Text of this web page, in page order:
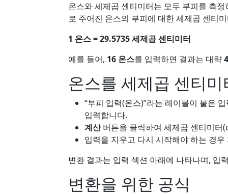
온스와 세제곱 센티미터는 모두 부피를 측
로 주어진 온스의 부피에 대한 세제곱 센티
1 온스 = 29.5735 세제곱 센티미터
예를 들어, 16 온스를 입력하면 결과는 대략
온스를 세제곱 센티
“부피 입력(온스)”라는 레이블이 붙은
입력합니다.
계산버튼을 클릭하여 세제곱 센티미터
입력을 지우고 다시 시작해야 하는 경우
변환 결과는 입력 섹션 아래에 나타나며, 입
변환을 위한 공식